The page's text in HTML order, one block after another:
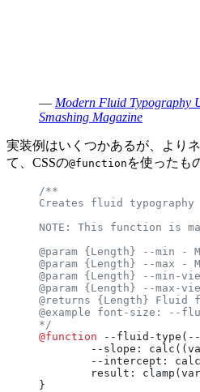
— Modern Fluid Typography
Smashing Magazine
実装例はいくつかあるが、より
て、CSSの@function を使ったも
/**
Creates fluid
NOTE: This function is
@param {Length} --min -
@param {Length} --max -
@param {Length} --min-
@param {Length} --max-
@returns {Length} Fluid
@example font-size: --
*/
@function --fluid-type(--
--slope:
--intercept:
result:
}